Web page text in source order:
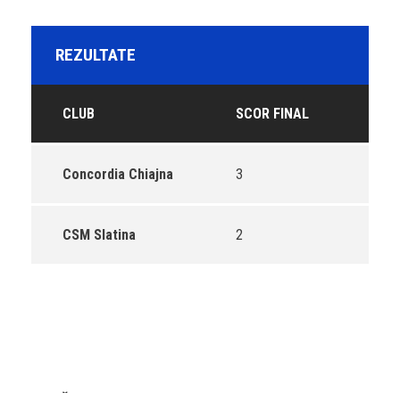
REZULTATE
CLUB SCOR FINAL
Concordia Chiajna 3
CSM Slatina 2